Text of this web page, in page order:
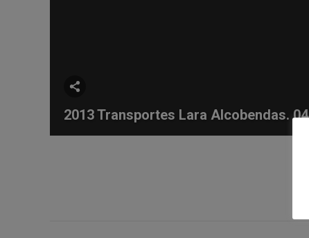
2013 Transportes Lara Alcobendas. 04
This Photo